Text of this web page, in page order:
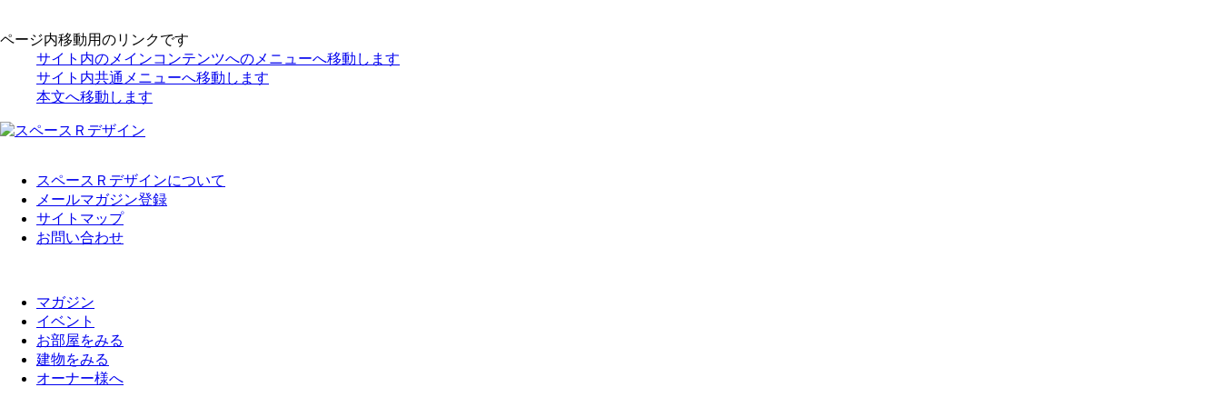
ページ内移動用のリンクです
サイト内のメインコンテンツへのメニューへ移動します
サイト内共通メニューへ移動します
本文へ移動します
スペースＲデザインについて
メールマガジン登録
サイトマップ
お問い合わせ
マガジン
イベント
お部屋をみる
建物をみる
オーナー様へ